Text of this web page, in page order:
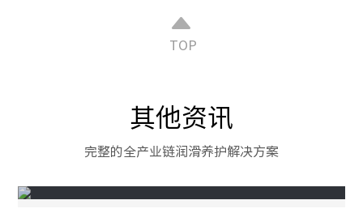
TOP
其他资讯
完整的全产业链润滑养护解决方案